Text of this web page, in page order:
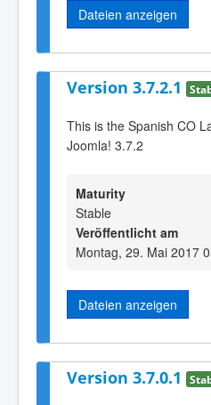
Dateien anzeigen
Version 3.7.2.1
This is the Spanish CO
Joomla! 3.7.2
Maturity
Stable
Veröffentlicht am
Montag, 29. Mai 2017
Dateien anzeigen
Version 3.7.0.1